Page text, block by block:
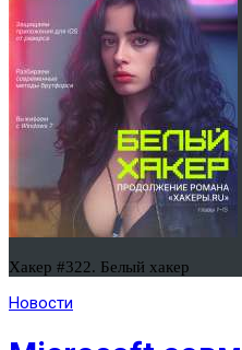
Хакер #322. Белый хакер
Новости